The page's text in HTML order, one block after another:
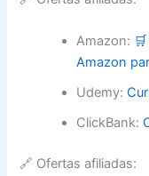
Amazon:
Amazon
Udemy:
ClickBank:
🔗 Ofertas afiliadas: